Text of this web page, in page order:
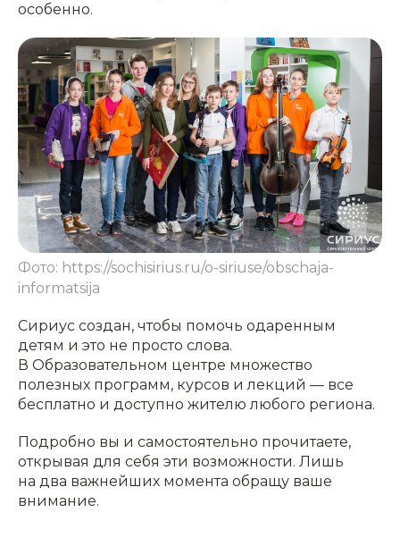
особенно.
Фото: https://sochisirius.ru/o-siriuse/obschaja-
informatsija
Сириус создан, чтобы помочь одаренным
детям и это не просто слова.
В Образовательном центре множество
полезных программ, курсов и лекций — все
бесплатно и доступно жителю любого региона.
Подробно вы и самостоятельно прочитаете,
открывая для себя эти возможности. Лишь
на два важнейших момента обращу ваше
внимание.